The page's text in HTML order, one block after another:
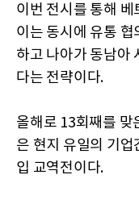
이번 전시를 통해
이는 동시에 유통
하고 나아가 동남아
다는 전략이다.
올해로 13회째를 맞
은 현지 유일의 기
입 교역전이다.